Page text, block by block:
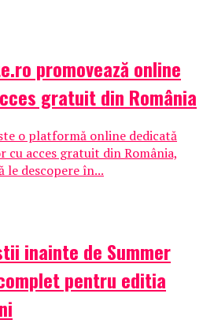
promovează online
gratuit din România
o platformă online dedicată
acces gratuit din România,
le descopere în...
inainte de Summer
pentru editia